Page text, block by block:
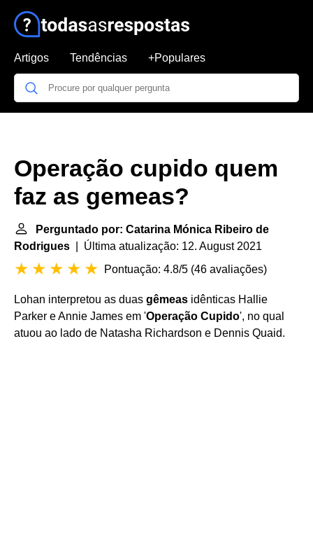
Artigos Tendências +Populares
Operação cupido quem
faz as gemeas?
Perguntado por: Catarina Mónica Ribeiro de
Rodrigues | Última atualização: 12. August 2021
Pontuação: 4.8/5 (46 avaliações)
Lohan interpretou as duas gêmeas idênticas Hallie
Parker e Annie James em 'Operação Cupido', no qual
atuou ao lado de Natasha Richardson e Dennis Quaid.